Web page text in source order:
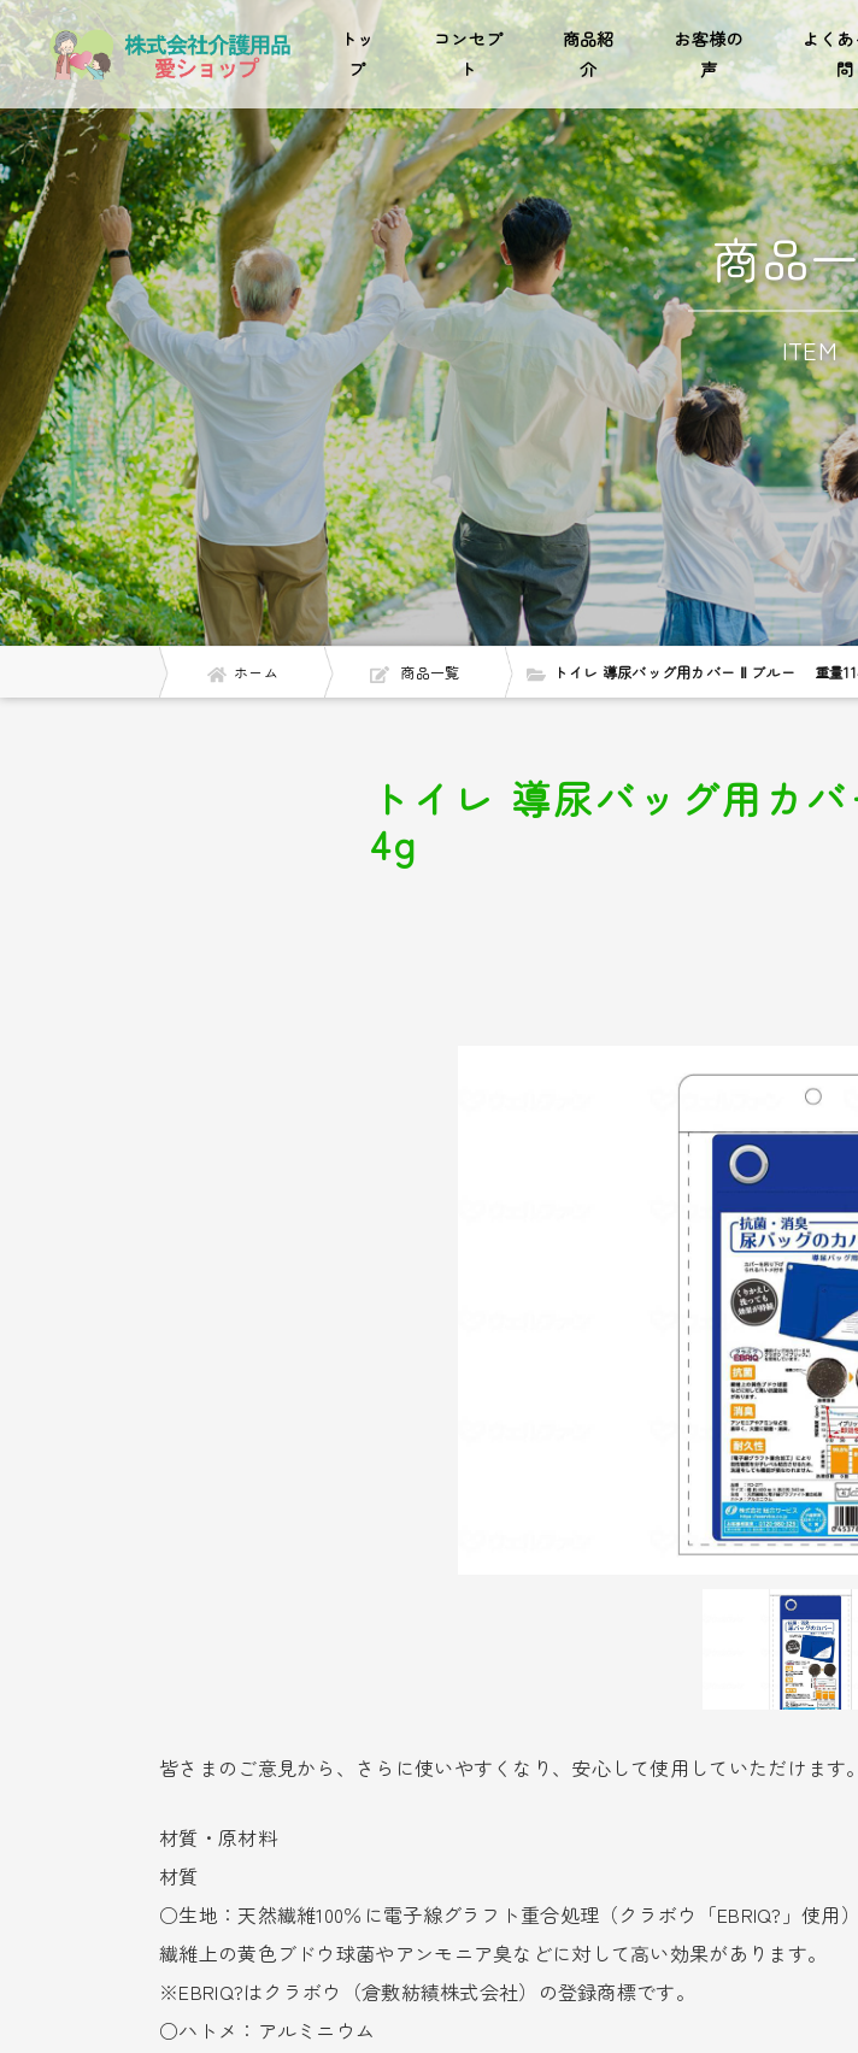
トッ
プ
コンセプ
ト
商品紹
介
お客様の
声
よくあ
問
商品
ITEM
ホーム 商品一覧 トイレ 導尿バッグ用カバー Ⅱ ブルー 重量
トイレ 導尿バッグ用カ
4g
皆さまのご意見から、さらに使いやすくなり、安心して使用していただけます。
材質・原材料
材質
○生地：天然繊維100％に電子線グラフト重合処理（クラボウ「EBRIQ?」使用）
繊維上の黄色ブドウ球菌やアンモニア臭などに対して高い効果があります。
※EBRIQ?はクラボウ（倉敷紡績株式会社）の登録商標です。
○ハトメ：アルミニウム